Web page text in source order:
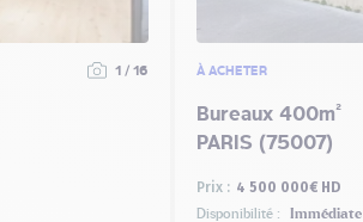
1 / 16 À ACHETER
Bureaux 400m²
PARIS (75007)
Prix : 4 500 000€ HD
Disponibilité : Immédiate